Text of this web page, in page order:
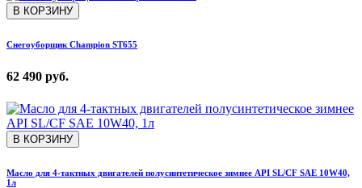
В КОРЗИНУ
Снегоуборщик Champion ST655
62 490 руб.
В КОРЗИНУ
Масло для 4-тактных двигателей полусинтетическое зимнее API SL/CF SAE 10W40,
1л